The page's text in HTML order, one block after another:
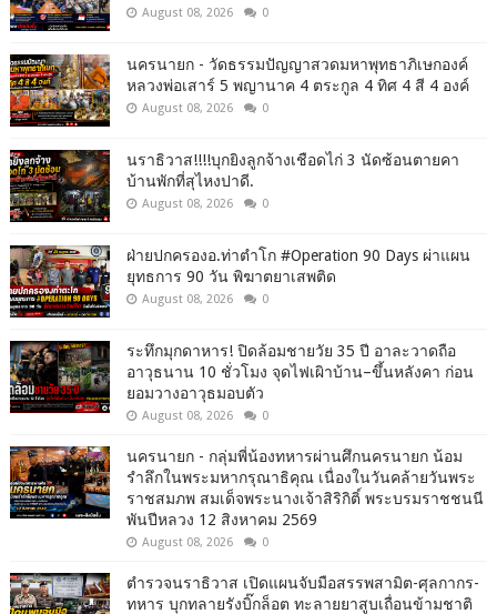
August 08, 2026 0
นครนายก - วัดธรรมปัญญาสวดมหาพุทธาภิเษกองค์
หลวงพ่อเสาร์ 5 พญานาค 4 ตระกูล 4 ทิศ 4 สี 4 องค์
August 08, 2026 0
นราธิวาส!!!!บุกยิงลูกจ้างเชือดไก่ 3 นัดซ้อนตายคา
บ้านพักที่สุไหงปาดี.
August 08, 2026 0
ฝ่ายปกครองอ.ท่าตำโก #Operation 90 Days ผ่าแผน
ยุทธการ 90 วัน พิฆาตยาเสพติด
August 08, 2026 0
ระทึกมุกดาหาร! ปิดล้อมชายวัย 35 ปี อาละวาดถือ
อาวุธนาน 10 ชั่วโมง จุดไฟเผิาบ้าน–ขึ้นหลังคา ก่อน
ยอมวางอาวุธมอบตัว
August 08, 2026 0
นครนายก - กลุ่มพี่น้องทหารผ่านศึกนครนายก น้อม
รำลึกในพระมหากรุณาธิคุณ เนื่องในวันคล้ายวันพระ
ราชสมภพ สมเด็จพระนางเจ้าสิริกิติ์ พระบรมราชชนนี
พันปีหลวง 12 สิงหาคม 2569
August 08, 2026 0
ตำรวจนราธิวาส เปิดแผนจับมือสรรพสามิต-ศุลกากร-
ทหาร บุกทลายรังบิ๊กล็อต ทะลายยาสูบเถื่อนข้ามชาติ